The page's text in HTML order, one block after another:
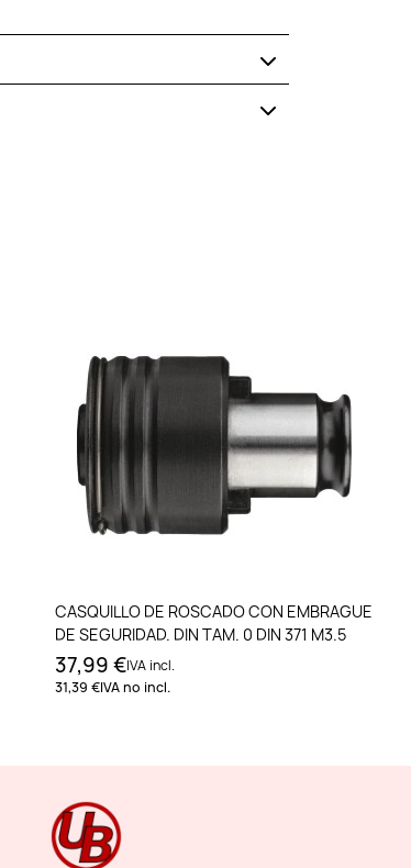
Añadir al carrito
CASQUILLO DE ROSCADO CON EMBRAGUE
DE SEGURIDAD. DIN TAM. 0 DIN 371 M3.5
37,99 €IVA incl.
31,39 €IVA no incl.